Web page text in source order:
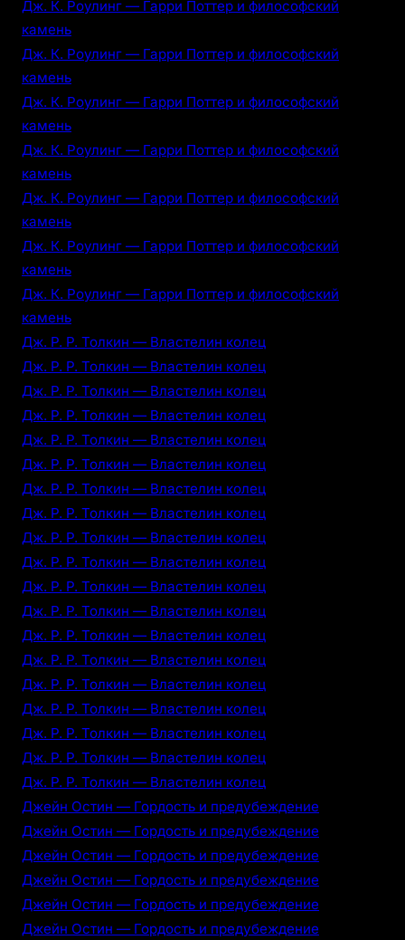
Дж. К. Роулинг — Гарри Поттер и философский
камень
Дж. К. Роулинг — Гарри Поттер и философский
камень
Дж. К. Роулинг — Гарри Поттер и философский
камень
Дж. К. Роулинг — Гарри Поттер и философский
камень
Дж. К. Роулинг — Гарри Поттер и философский
камень
Дж. К. Роулинг — Гарри Поттер и философский
камень
Дж. К. Роулинг — Гарри Поттер и философский
камень
Дж. Р. Р. Толкин — Властелин колец
Дж. Р. Р. Толкин — Властелин колец
Дж. Р. Р. Толкин — Властелин колец
Дж. Р. Р. Толкин — Властелин колец
Дж. Р. Р. Толкин — Властелин колец
Дж. Р. Р. Толкин — Властелин колец
Дж. Р. Р. Толкин — Властелин колец
Дж. Р. Р. Толкин — Властелин колец
Дж. Р. Р. Толкин — Властелин колец
Дж. Р. Р. Толкин — Властелин колец
Дж. Р. Р. Толкин — Властелин колец
Дж. Р. Р. Толкин — Властелин колец
Дж. Р. Р. Толкин — Властелин колец
Дж. Р. Р. Толкин — Властелин колец
Дж. Р. Р. Толкин — Властелин колец
Дж. Р. Р. Толкин — Властелин колец
Дж. Р. Р. Толкин — Властелин колец
Дж. Р. Р. Толкин — Властелин колец
Дж. Р. Р. Толкин — Властелин колец
Джейн Остин — Гордость и предубеждение
Джейн Остин — Гордость и предубеждение
Джейн Остин — Гордость и предубеждение
Джейн Остин — Гордость и предубеждение
Джейн Остин — Гордость и предубеждение
Джейн Остин — Гордость и предубеждение